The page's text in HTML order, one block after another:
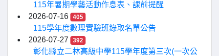
115年暑期學藝活動作息表、課前提醒
2026-07-16
405
115學年度數理實驗班錄取名單公告
2026-07-27
392
彰化縣立二林高級中學115學年度第三次(一次公